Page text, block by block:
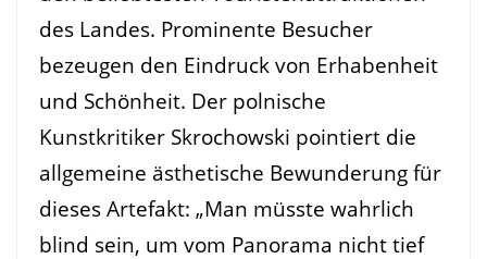
des Landes. Prominente Besucher
bezeugen den Eindruck von Erhabenheit
und Schönheit. Der polnische
Kunstkritiker Skrochowski pointiert die
allgemeine ästhetische Bewunderung für
dieses Artefakt: „Man müsste wahrlich
blind sein, um vom Panorama nicht tief